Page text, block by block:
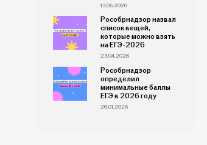
13.05.2026
Рособрнадзор назвал
список вещей,
которые можно взять
на ЕГЭ-2026
23.04.2026
Рособрнадзор
определил
минимальные баллы
ЕГЭ в 2026 году
26.01.2026